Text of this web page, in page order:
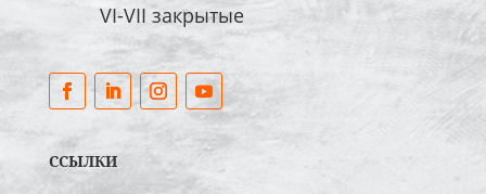
VI-VII закрытые
ССЫЛКИ